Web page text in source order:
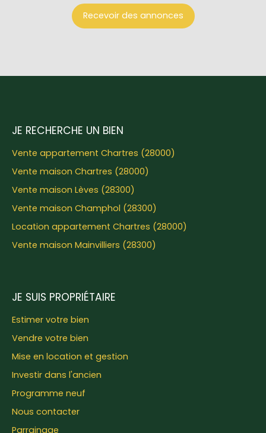
Recevoir des annonces
JE RECHERCHE UN BIEN
Vente appartement Chartres (28000)
Vente maison Chartres (28000)
Vente maison Lèves (28300)
Vente maison Champhol (28300)
Location appartement Chartres (28000)
Vente maison Mainvilliers (28300)
JE SUIS PROPRIÉTAIRE
Estimer votre bien
Vendre votre bien
Mise en location et gestion
Investir dans l'ancien
Programme neuf
Nous contacter
Parrainage